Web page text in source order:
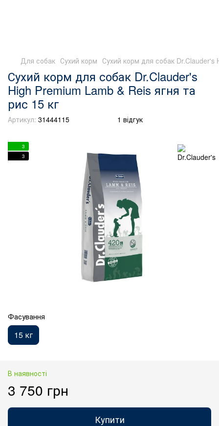
Для собак Сухий корм Сухий корм для собак Dr.Clauder's
Сухий корм для собак Dr.Clauder's
High Premium Lamb & Reis ягня та
рис 15 кг
Артикул: 31444115 1 відгук
3
3
Фасування
15 кг
В наявності
3 750 грн
Купити